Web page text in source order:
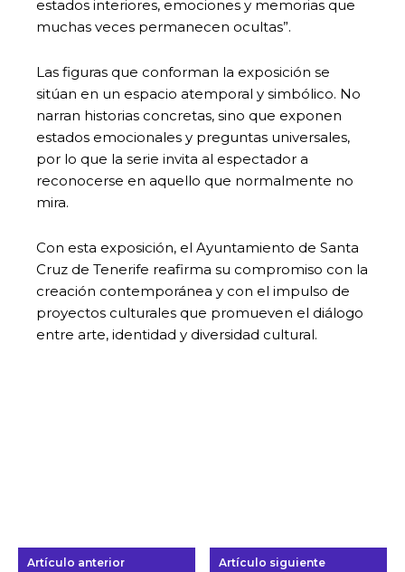
estados interiores, emociones y memorias que
muchas veces permanecen ocultas”.
Las figuras que conforman la exposición se
sitúan en un espacio atemporal y simbólico. No
narran historias concretas, sino que exponen
estados emocionales y preguntas universales,
por lo que la serie invita al espectador a
reconocerse en aquello que normalmente no
mira.
Con esta exposición, el Ayuntamiento de Santa
Cruz de Tenerife reafirma su compromiso con la
creación contemporánea y con el impulso de
proyectos culturales que promueven el diálogo
entre arte, identidad y diversidad cultural.
Artículo anterior Artículo siguiente